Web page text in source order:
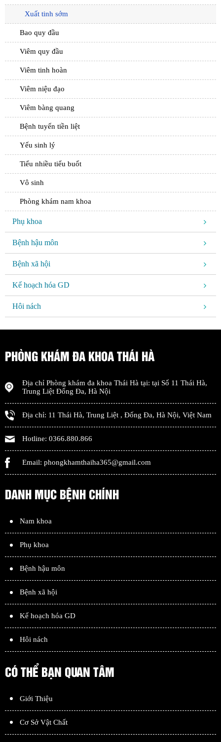
Xuất tinh sớm
Bao quy đầu
Viêm quy đầu
Viêm tinh hoàn
Viêm niệu đạo
Viêm bàng quang
Bệnh tuyến tiền liệt
Yếu sinh lý
Tiểu nhiều tiểu buốt
Vô sinh
Phòng khám nam khoa
Phụ khoa
Bệnh hậu môn
Bệnh xã hội
Kế hoạch hóa GD
Hôi nách
PHÒNG KHÁM ĐA KHOA THÁI HÀ
Địa chỉ Phòng khám đa khoa Thái Hà tại: tại Số 11 Thái Hà,
Trung Liệt Đống Đa, Hà Nội
Địa chỉ: 11 Thái Hà, Trung Liệt , Đống Đa, Hà Nội, Việt Nam
Hotline: 0366.880.866
Email: phongkhamthaiha365@gmail.com
DANH MỤC BỆNH CHÍNH
Nam khoa
Phụ khoa
Bệnh hậu môn
Bệnh xã hội
Kế hoạch hóa GD
Hôi nách
CÓ THỂ BẠN QUAN TÂM
Giới Thiệu
Cơ Sở Vật Chất